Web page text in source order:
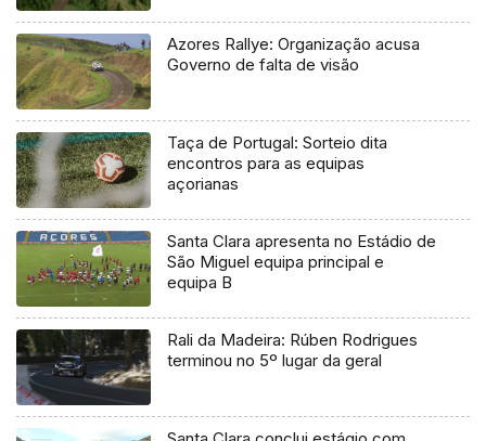
Azores Rallye: Organização acusa
Governo de falta de visão
Taça de Portugal: Sorteio dita
encontros para as equipas
açorianas
Santa Clara apresenta no Estádio de
São Miguel equipa principal e
equipa B
Rali da Madeira: Rúben Rodrigues
terminou no 5º lugar da geral